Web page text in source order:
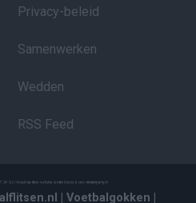
Privacy-beleid
Samenwerken
Wedden
RSS Feed
| Voetbalgokken